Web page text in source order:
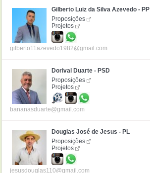
Gilberto Luiz da Silva Azevedo - PP
Proposições
Projetos
gilberto11azevedo1982@gmail.com
Dorival Duarte - PSD
Proposições
Projetos
bananasduarte@gmail.com
Douglas José de Jesus - PL
Proposições
Projetos
jesusdouglas110@gmail.com